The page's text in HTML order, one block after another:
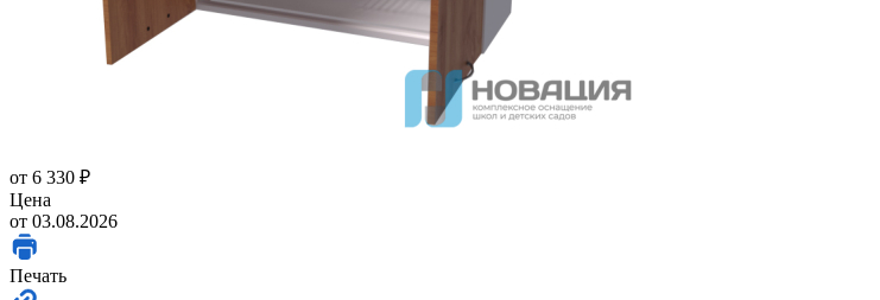
от 6 330 ₽
Цена
от 03.08.2026
Печать